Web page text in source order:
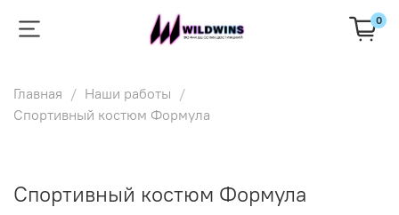
0
Главная
Наши работы
Спортивный костюм Формула
Спортивный костюм Формула